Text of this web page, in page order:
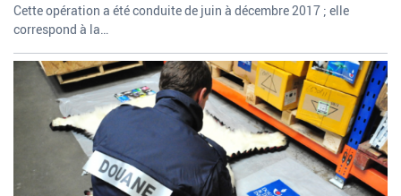
Cette opération a été conduite de juin à décembre 2017 ; elle
correspond à la…